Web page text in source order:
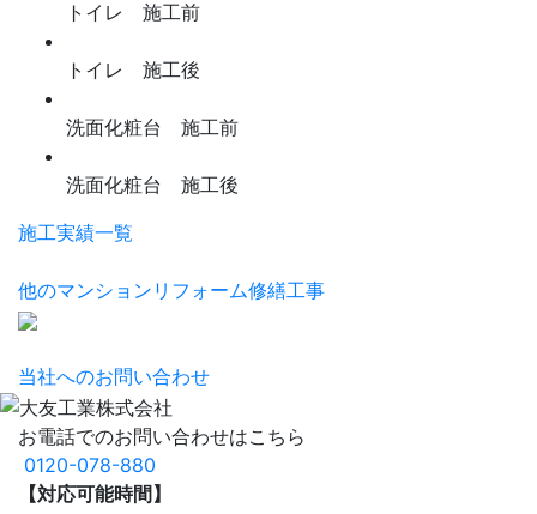
トイレ 施工前
トイレ 施工後
洗面化粧台 施工前
洗面化粧台 施工後
施工実績一覧
他のマンションリフォーム修繕工事
当社へのお問い合わせ
お電話でのお問い合わせはこちら
0120-078-880
【対応可能時間】